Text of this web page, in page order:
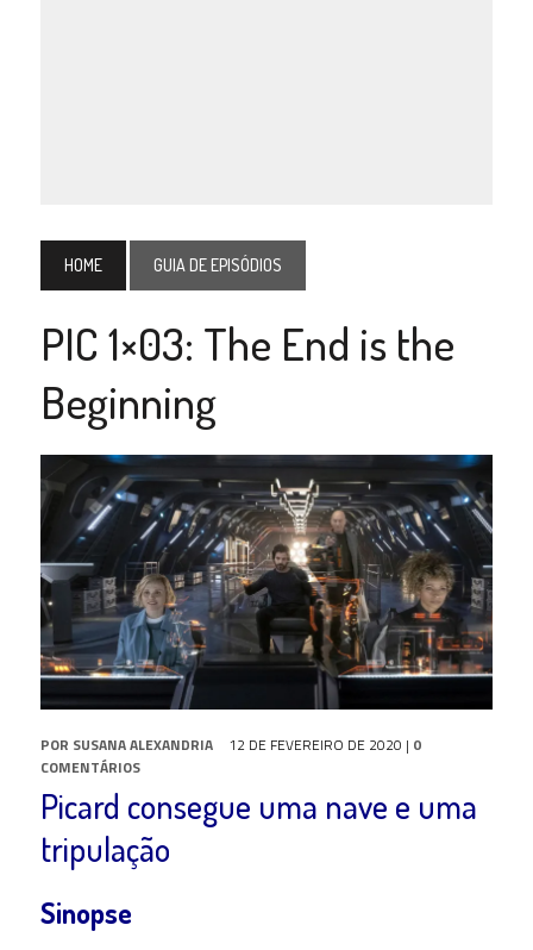
HOME GUIA DE EPISÓDIOS
PIC 1×03: The End is the
Beginning
POR SUSANA ALEXANDRIA 12 DE FEVEREIRO DE 2020 | 0
COMENTÁRIOS
Picard consegue uma nave e uma
tripulação
Sinopse